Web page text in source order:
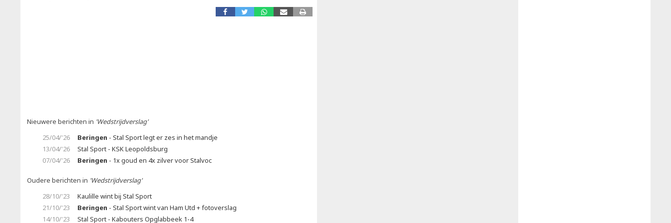
Nieuwere berichten in 'Wedstrijdverslag'
25/04/'26
Beringen - Stal Sport legt er zes in het mandje
13/04/'26
Stal Sport - KSK Leopoldsburg
07/04/'26
Beringen - 1x goud en 4x zilver voor Stalvoc
Oudere berichten in 'Wedstrijdverslag'
28/10/'23
Kaulille wint bij Stal Sport
21/10/'23
Beringen - Stal Sport wint van Ham Utd + fotoverslag
14/10/'23
Stal Sport - Kabouters Opglabbeek 1-4